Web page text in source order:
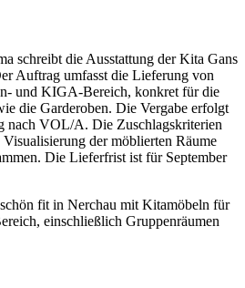
schreibt die Ausstattung der Kita Gans
Auftrag umfasst die Lieferung von
und KIGA-Bereich, konkret für die
die Garderoben. Die Vergabe erfolgt
nach VOL/A. Die Zuschlagskriterien
der möblierten Räume
Die Lieferfrist ist für September
fit in Nerchau mit Kitamöbeln für
einschließlich Gruppenräumen